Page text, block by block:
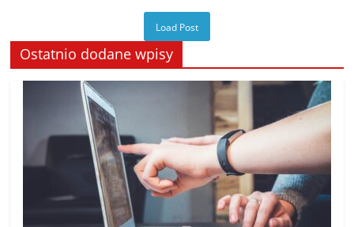
Load Post
Ostatnio dodane wpisy